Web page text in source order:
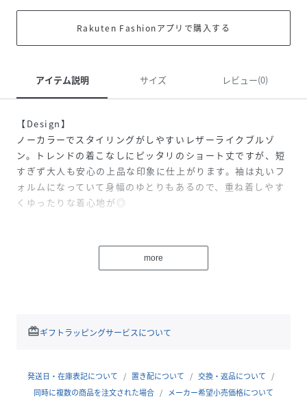
Rakuten Fashionアプリで購入する
アイテム説明 サイズ レビュー(0)
【Design】
ノーカラーでスタイリングがしやすいレザーライクブルゾ
ン。トレンドの着こなしにピッタリのショート丈ですが、短
すぎず大人も安心の上品な印象に仕上がります。袖は丸いフ
ォルムになっていて身幅のゆとりもあるので、重ね着しやす
くゆったりな着心地が◎
柔らかくしなやかなフェイクレザー素材使用。光沢が弱めで
女性らしい印象で着用いただけます。軽い着心地も魅力。
ルにスカート合わせは特におすすめ。
性別タイプ レディース
more
redeemギフトラッピングサービスについて
発送日・在庫表記について 置き配について
交換・返品について
同時に複数の商品を注文された場合
メーカー希望小売価格について